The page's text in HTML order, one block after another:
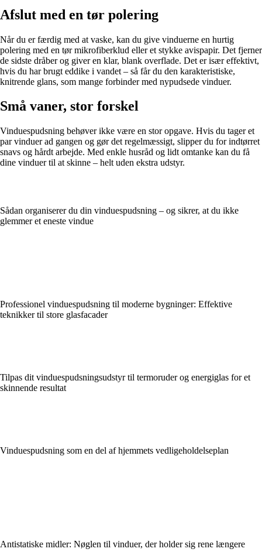
Afslut med en tør polering
Når du er færdig med at vaske, kan du give vinduerne en hurtig
polering med en tør mikrofiberklud eller et stykke avispapir. Det fjerner
de sidste dråber og giver en klar, blank overflade. Det er især effektivt,
hvis du har brugt eddike i vandet – så får du den karakteristiske,
knitrende glans, som mange forbinder med nypudsede vinduer.
Små vaner, stor forskel
Vinduespudsning behøver ikke være en stor opgave. Hvis du tager et
par vinduer ad gangen og gør det regelmæssigt, slipper du for indtørret
snavs og hårdt arbejde. Med enkle husråd og lidt omtanke kan du få
dine vinduer til at skinne – helt uden ekstra udstyr.
Sådan organiserer du din vinduespudsning – og sikrer, at du ikke
glemmer et eneste vindue
Professionel vinduespudsning til moderne bygninger: Effektive
teknikker til store glasfacader
Tilpas dit vinduespudsningsudstyr til termoruder og energiglas for et
skinnende resultat
Vinduespudsning som en del af hjemmets vedligeholdelseplan
Antistatiske midler: Nøglen til vinduer, der holder sig rene længere